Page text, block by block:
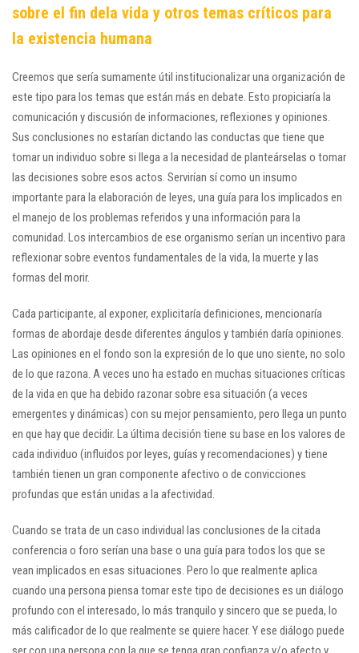
sobre el fin dela vida y otros temas críticos para
la existencia humana
Creemos que sería sumamente útil institucionalizar una organización de
este tipo para los temas que están más en debate. Esto propiciaría la
comunicación y discusión de informaciones, reflexiones y opiniones.
Sus conclusiones no estarían dictando las conductas que tiene que
tomar un individuo sobre si llega a la necesidad de planteárselas o tomar
las decisiones sobre esos actos. Servirían sí como un insumo
importante para la elaboración de leyes, una guía para los implicados en
el manejo de los problemas referidos y una información para la
comunidad. Los intercambios de ese organismo serían un incentivo para
reflexionar sobre eventos fundamentales de la vida, la muerte y las
formas del morir.
Cada participante, al exponer, explicitaría definiciones, mencionaría
formas de abordaje desde diferentes ángulos y también daría opiniones.
Las opiniones en el fondo son la expresión de lo que uno siente, no solo
de lo que razona. A veces uno ha estado en muchas situaciones críticas
de la vida en que ha debido razonar sobre esa situación (a veces
emergentes y dinámicas) con su mejor pensamiento, pero llega un punto
en que hay que decidir. La última decisión tiene su base en los valores de
cada individuo (influidos por leyes, guías y recomendaciones) y tiene
también tienen un gran componente afectivo o de convicciones
profundas que están unidas a la afectividad.
Cuando se trata de un caso individual las conclusiones de la citada
conferencia o foro serían una base o una guía para todos los que se
vean implicados en esas situaciones. Pero lo que realmente aplica
cuando una persona piensa tomar este tipo de decisiones es un diálogo
profundo con el interesado, lo más tranquilo y sincero que se pueda, lo
más calificador de lo que realmente se quiere hacer. Y ese diálogo puede